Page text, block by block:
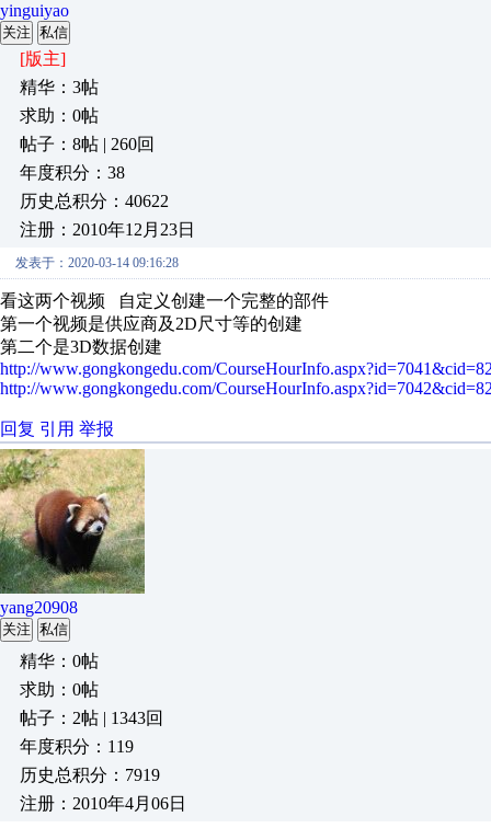
yinguiyao
关注 私信
[版主]
精华：3帖
求助：0帖
帖子：8帖 | 260回
年度积分：38
历史总积分：40622
注册：2010年12月23日
发表于：2020-03-14 09:16:28
看这两个视频 自定义创建一个完整的部件
第一个视频是供应商及2D尺寸等的创建
第二个是3D数据创建
http://www.gongkongedu.com/
http://www.gongkongedu.com/
回复 引用 举报
yang20908
关注 私信
精华：0帖
求助：0帖
帖子：2帖 | 1343回
年度积分：119
历史总积分：7919
注册：2010年4月06日